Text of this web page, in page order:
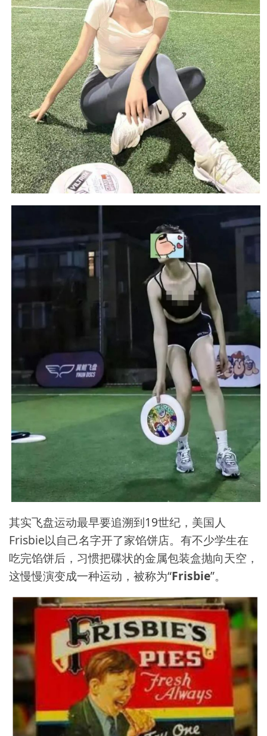
其实飞盘运动最早要追溯到19世纪，美国人
Frisbie以自己名字开了家馅饼店。有不少学生在
吃完馅饼后，习惯把碟状的金属包装盒抛向天空，
这慢慢演变成一种运动，被称为“Frisbie”。